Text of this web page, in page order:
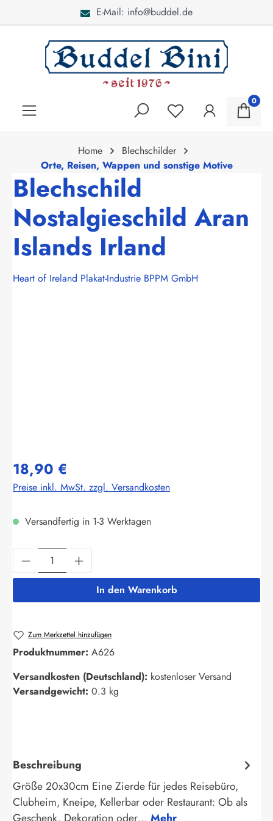
E-Mail: info@buddel.de
0
Home
Blechschilder
Orte, Reisen, Wappen und sonstige Motive
Blechschild
Nostalgieschild Aran
Islands Irland
Heart of Ireland Plakat-Industrie BPPM GmbH
18,90 €
Preise inkl. MwSt. zzgl. Versandkosten
Versandfertig in 1-3 Werktagen
Produkt Anzahl: Gib den gewünschten
In den Warenkorb
Zum Merkzettel hinzufügen
Produktnummer: A626
Versandkosten (Deutschland): kostenloser Versand
Versandgewicht: 0.3 kg
Beschreibung
Größe 20x30cm Eine Zierde für jedes Reisebüro,
Clubheim, Kneipe, Kellerbar oder Restaurant: Ob als